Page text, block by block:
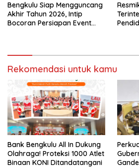
Bengkulu Siap Mengguncang
Akhir Tahun 2026, Intip
Bocoran Persiapan Event
Rekomendasi untuk kamu
Bank Bengkulu All In Dukung
Olahraga! Proteksi 1000 Atlet
Binaan KONI Ditandatangani